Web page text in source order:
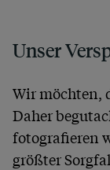
Unser
Wir möchten,
Daher
fotografieren
größter